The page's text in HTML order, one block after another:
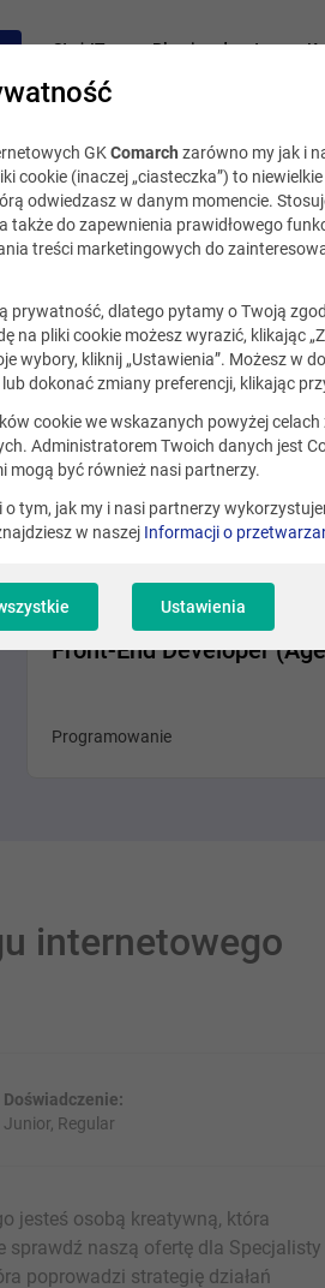
Staż IT Blog i podcast
Różne lokalizacje
Front-End Developer
Programowanie
internetowego
Doświadczenie:
Junior, Regular
jesteś osobą kreatywną, która
sprawdź naszą ofertę dla Specjalisty
poprowadzi strategię działań
GKComarch zarówno my jak i
cookie (inaczej „ciasteczka”) to
odwiedzasz w danym momencie.
także do zapewnienia prawidłowego
treści marketingowych do
prywatność, dlatego pytamy o Twoją
na pliki cookie możesz wyrazić, klikając
wybory, kliknij „Ustawienia”. Możesz w
dokonać zmiany preferencji, klikając
cookie we wskazanych powyżej
Administratorem Twoich danych jest
mogą być również nasi partnerzy.
o tym, jak my i nasi partnerzy
w naszej Informacji o
Ustawienia